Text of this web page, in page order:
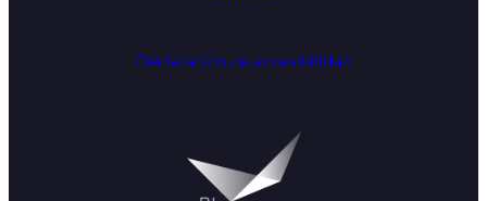
Declaración de accesibilidad